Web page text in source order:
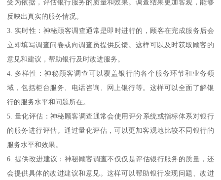
受为依据，评估银行服务的质量和效果。调查结果更加客观，能够
反映出真实的服务情况。
3. 实时性：神秘顾客调查通常是即时进行的，顾客在完成服务后会
立即填写调查问卷或向调查员提供反馈。这样可以及时获取顾客的
意见和建议，帮助银行及时改进服务。
4. 多样性：神秘顾客调查可以覆盖银行的各个服务环节和业务领
域，包括柜台服务、电话咨询、网上银行等。这样可以全面了解银
行的服务水平和问题所在。
5. 量化评估：神秘顾客调查通常会使用评分系统或指标体系对银行
的服务进行评估。通过量化评估，可以更加客观地比较不同银行的
服务水平和效果。
6. 提供改进建议：神秘顾客调查不仅仅是评估银行服务的质量，还
会提供具体的改进建议和意见。这样可以帮助银行发现问题、改进